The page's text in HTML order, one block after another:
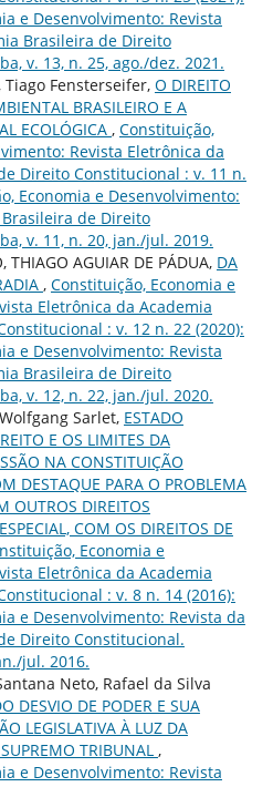
e Desenvolvimento: Revista
Brasileira de Direito
v. 13, n. 25, ago./dez. 2021.
Fensterseifer, O DIREITO
BRASILEIRO E A
ECOLÓGICA , Constituição,
Revista Eletrônica da
Direito Constitucional : v. 11 n.
Economia e Desenvolvimento:
de Direito
v. 11, n. 20, jan./jul. 2019.
THIAGO AGUIAR DE PÁDUA, DA
, Constituição, Economia e
Eletrônica da Academia
: v. 12 n. 22 (2020):
e Desenvolvimento: Revista
Brasileira de Direito
v. 12, n. 22, jan./jul. 2020.
Sarlet, ESTADO
E OS LIMITES DA
NA CONSTITUIÇÃO
DESTAQUE PARA O PROBLEMA
OUTROS DIREITOS
COM OS DIREITOS DE
Economia e
Eletrônica da Academia
: v. 8 n. 14 (2016):
e Desenvolvimento: Revista da
Direito Constitucional.
jul. 2016.
Neto, Rafael da Silva
DESVIO DE PODER E SUA
LEGISLATIVA À LUZ DA
TRIBUNAL ,
e Desenvolvimento: Revista